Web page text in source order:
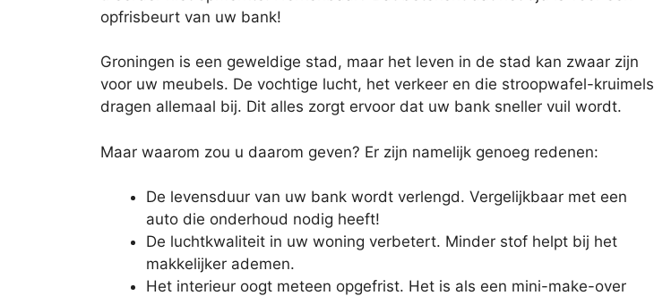
opfrisbeurt van uw bank!
Groningen is een geweldige stad, maar het leven in de stad kan zwaar zijn
voor uw meubels. De vochtige lucht, het verkeer en die stroopwafel-kruimels
dragen allemaal bij. Dit alles zorgt ervoor dat uw bank sneller vuil wordt.
Maar waarom zou u daarom geven? Er zijn namelijk genoeg redenen:
De levensduur van uw bank wordt verlengd. Vergelijkbaar met een
auto die onderhoud nodig heeft!
De luchtkwaliteit in uw woning verbetert. Minder stof helpt bij het
makkelijker ademen.
Het interieur oogt meteen opgefrist. Het is als een mini-make-over